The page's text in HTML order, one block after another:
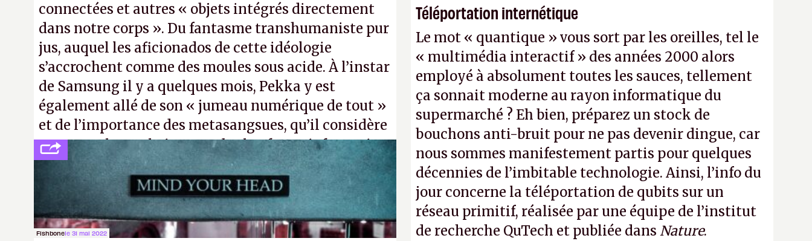
connectées et autres « objets intégrés directement
dans notre corps ». Du fantasme transhumaniste pur
jus, auquel les aficionados de cette idéologie
s’accrochent comme des moules sous acide. À l’instar
de Samsung il y a quelques mois, Pekka y est
également allé de son « jumeau numérique de tout »
et de l’importance des metasangsues, qu’il considère
comme «la prochaine grande plateforme informatique
après le World Wide Web et le mobile». (Crédit photo :
Pexels / Pixabay)
Téléportation internétique
Le mot « quantique » vous sort par les oreilles, tel le
« multimédia interactif » des années 2000 alors
employé à absolument toutes les sauces, tellement
ça sonnait moderne au rayon informatique du
supermarché ? Eh bien, préparez un stock de
bouchons anti-bruit pour ne pas devenir dingue, car
nous sommes manifestement partis pour quelques
décennies de l’imbitable technologie. Ainsi, l’info du
jour concerne la téléportation de qubits sur un
réseau primitif, réalisée par une équipe de l’institut
de recherche QuTech et publiée dans Nature.
Fishbonele 31 mai 2022